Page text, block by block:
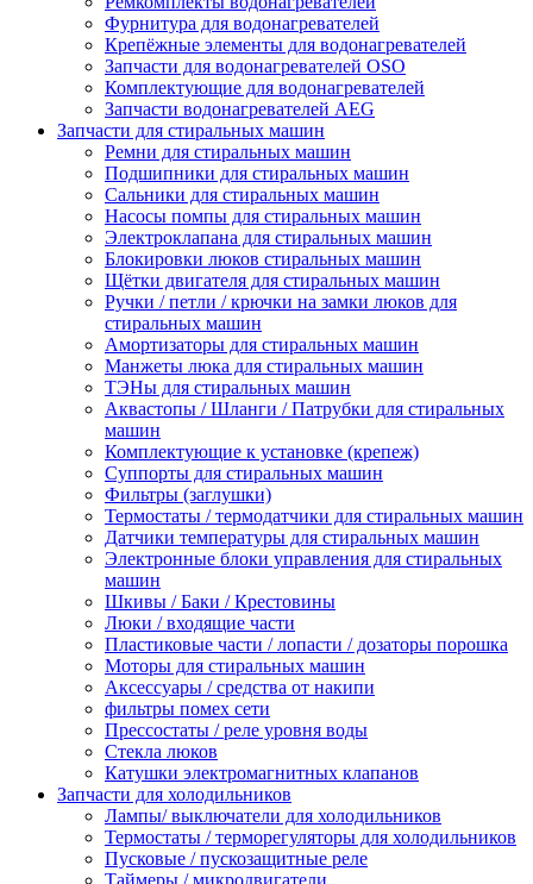
Фурнитура для водонагревателей
Крепёжные элементы для водонагревателей
Запчасти для водонагревателей OSO
Комплектующие для водонагревателей
Запчасти водонагревателей AEG
Запчасти для стиральных машин
Ремни для стиральных машин
Подшипники для стиральных машин
Сальники для стиральных машин
Насосы помпы для стиральных машин
Электроклапана для стиральных машин
Блокировки люков стиральных машин
Щётки двигателя для стиральных машин
Ручки / петли / крючки на замки люков для
стиральных машин
Амортизаторы для стиральных машин
Манжеты люка для стиральных машин
ТЭНы для стиральных машин
Аквастопы / Шланги / Патрубки для стиральных
машин
Комплектующие к установке (крепеж)
Суппорты для стиральных машин
Фильтры (заглушки)
Термостаты / термодатчики для стиральных машин
Датчики температуры для стиральных машин
Электронные блоки управления для стиральных
машин
Шкивы / Баки / Крестовины
Люки / входящие части
Пластиковые части / лопасти / дозаторы порошка
Моторы для стиральных машин
Аксессуары / средства от накипи
фильтры помех сети
Прессостаты / реле уровня воды
Стекла люков
Катушки электромагнитных клапанов
Запчасти для холодильников
Лампы/ выключатели для холодильников
Термостаты / терморегуляторы для холодильников
Пусковые / пускозащитные реле